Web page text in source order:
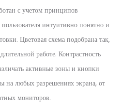
с учетом принципов
интуитивно понятно и
Цветовая схема подобрана так,
работе. Контрастность
активные зоны и кнопки
на любых разрешениях экрана, от
мониторов.